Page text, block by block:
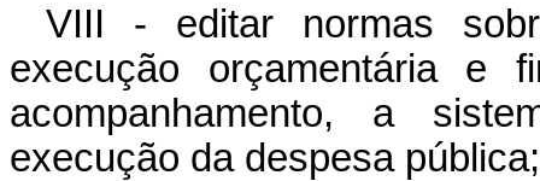
VIII - editar normas
execução orçamentária e
acompanhamento, a
execução da despesa pública;